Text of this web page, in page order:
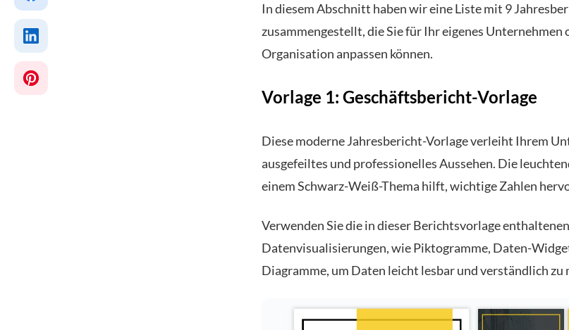
In diesem Abschnitt haben wir eine Liste mit 9
zusammengestellt, die Sie für Ihr eigenes Unternehmen
Organisation anpassen können.
Vorlage 1: Geschäftsbericht-Vorlage
Diese moderne Jahresbericht-Vorlage verleiht Ihrem
ausgefeiltes und professionelles Aussehen. Die
einem Schwarz-Weiß-Thema hilft, wichtige Zahlen
Verwenden Sie die in dieser Berichtsvorlage enthaltenen
Datenvisualisierungen, wie Piktogramme, Daten-
Diagramme, um Daten leicht lesbar und verständlich zu